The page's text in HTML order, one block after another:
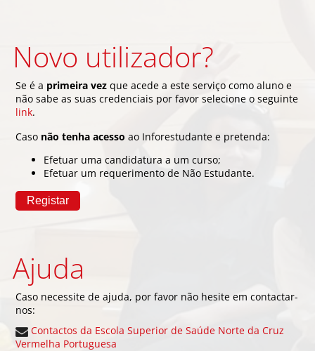
Novo utilizador?
Se é a primeira vez que acede a este serviço como aluno e
não sabe as suas credenciais por favor selecione o seguinte
link.
Caso não tenha acesso ao Inforestudante e pretenda:
Efetuar uma candidatura a um curso;
Efetuar um requerimento de Não Estudante.
Ajuda
Caso necessite de ajuda, por favor não hesite em contactar-
nos:
Contactos da Escola Superior de Saúde Norte da Cruz
Vermelha Portuguesa